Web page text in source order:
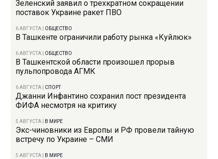
Зеленский заявил о трехкратном сокращении
поставок Украине ракет ПВО
6 АВГУСТА ОБЩЕСТВО
В Ташкенте ограничили работу рынка «Куйлюк»
6 АВГУСТА ОБЩЕСТВО
В Ташкентской области произошел прорыв
пульпопровода АГМК
6 АВГУСТА СПОРТ
Джанни Инфантино сохранил пост президента
ФИФА несмотря на критику
5 АВГУСТА В МИРЕ
Экс-чиновники из Европы и РФ провели тайную
встречу по Украине – СМИ
5 АВГУСТА В МИРЕ